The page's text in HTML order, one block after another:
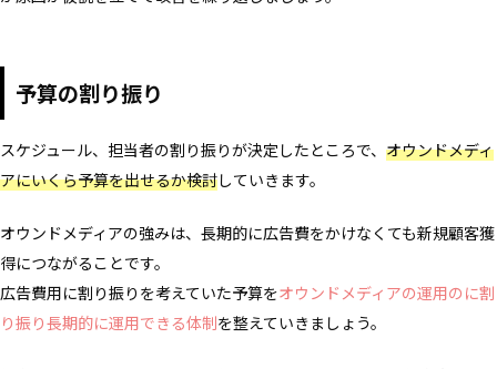
予算の割り振り
スケジュール、担当者の割り振りが決定したところで、 オウンドメディ
アにいくら予算を出せるか検討していきます。
オウンドメディアの強みは、長期的に広告費をかけなくても新規顧客獲
得につながることです。
広告費用に割り振りを考えていた予算をオウンドメディアの運用のに割
り振り長期的に運用できる体制を整えていきましょう。